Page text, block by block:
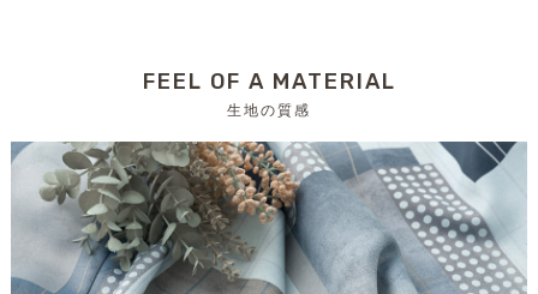
FEEL OF A MATERIAL
生地の質感